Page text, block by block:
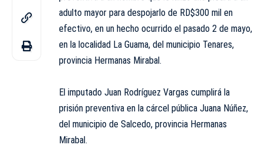
adulto mayor para despojarlo de RD$300 mil en
efectivo, en un hecho ocurrido el pasado 2 de mayo,
en la localidad La Guama, del municipio Tenares,
provincia Hermanas Mirabal.
El imputado Juan Rodríguez Vargas cumplirá la
prisión preventiva en la cárcel pública Juana Núñez,
del municipio de Salcedo, provincia Hermanas
Mirabal.